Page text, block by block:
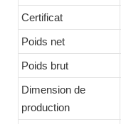
Certificat
Poids net
Poids brut
Dimension de
production